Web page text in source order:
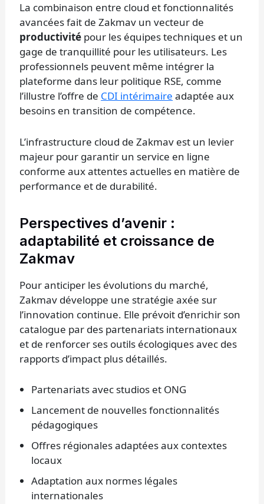
La combinaison entre cloud et fonctionnalités
avancées fait de Zakmav un vecteur de
productivité pour les équipes techniques et un
gage de tranquillité pour les utilisateurs. Les
professionnels peuvent même intégrer la
plateforme dans leur politique RSE, comme
l’illustre l’offre de CDI intérimaire adaptée aux
besoins en transition de compétence.
L’infrastructure cloud de Zakmav est un levier
majeur pour garantir un service en ligne
conforme aux attentes actuelles en matière de
performance et de durabilité.
Perspectives d’avenir :
adaptabilité et croissance de
Zakmav
Pour anticiper les évolutions du marché,
Zakmav développe une stratégie axée sur
l’innovation continue. Elle prévoit d’enrichir son
catalogue par des partenariats internationaux
et de renforcer ses outils écologiques avec des
rapports d’impact plus détaillés.
Partenariats avec studios et ONG
Lancement de nouvelles fonctionnalités
pédagogiques
Offres régionales adaptées aux contextes
locaux
Adaptation aux normes légales
internationales